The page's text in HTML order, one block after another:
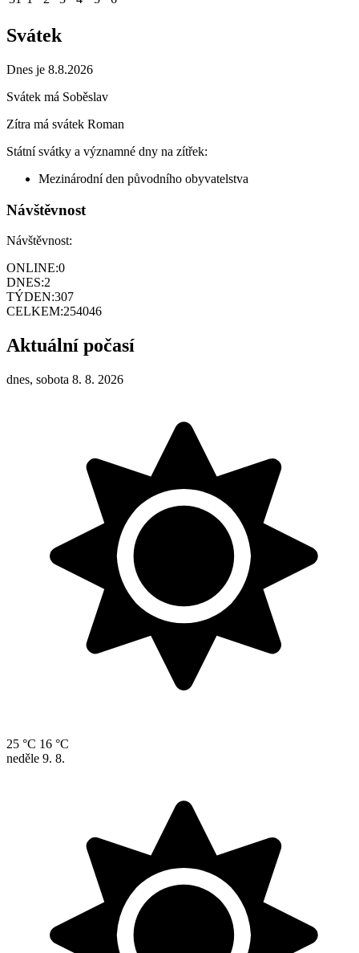
Svátek
Dnes je 8.8.2026
Svátek má Soběslav
Zítra má svátek Roman
Státní svátky a významné dny na zítřek:
Mezinárodní den původního obyvatelstva
Návštěvnost
Návštěvnost:
ONLINE:0
DNES:2
TÝDEN:307
CELKEM:254046
Aktuální počasí
dnes, sobota 8. 8. 2026
25 °C 16 °C
neděle 9. 8.